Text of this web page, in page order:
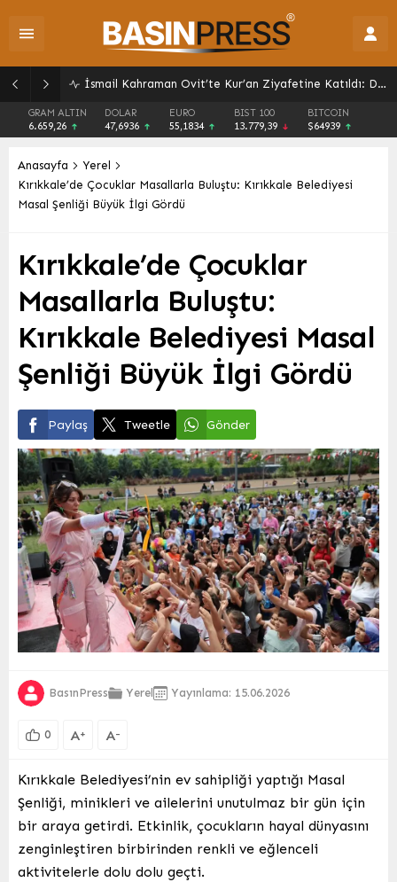
Malatya’da Ulaşım Yatırımlarında Son Perde: Havalimanı Eylül’de, Çevre Yolu Ekim’de Açılıyor
GRAM ALTIN
6.659,26
DOLAR
47,6936
EURO
55,1834
BIST 100
13.779,39
BITCOIN
$64939
Anasayfa
Yerel
Kırıkkale’de Çocuklar Masallarla Buluştu: Kırıkkale Belediyesi
Masal Şenliği Büyük İlgi Gördü
Kırıkkale’de Çocuklar
Masallarla Buluştu:
Kırıkkale Belediyesi Masal
Şenliği Büyük İlgi Gördü
Paylaş Tweetle Gönder
BasınPress Yerel Yayınlama: 15.06.2026
0 A+ A-
Kırıkkale Belediyesi’nin ev sahipliği yaptığı Masal
Şenliği, minikleri ve ailelerini unutulmaz bir gün için
bir araya getirdi. Etkinlik, çocukların hayal dünyasını
zenginleştiren birbirinden renkli ve eğlenceli
aktivitelerle dolu dolu geçti.